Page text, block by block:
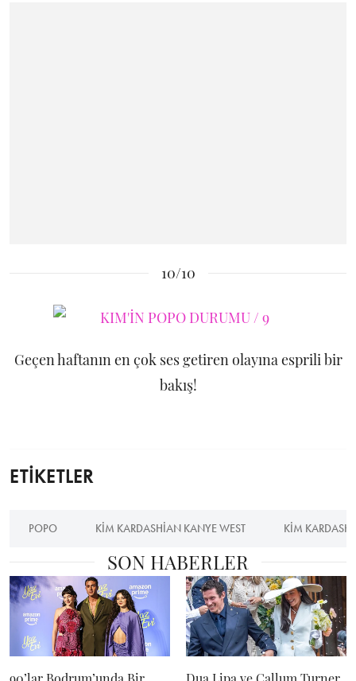
10/10
Geçen haftanın en çok ses getiren olayına esprili bir
bakış!
ETİKETLER
POPO KIM KARDASHIAN KANYE WEST KIM
SON HABERLER